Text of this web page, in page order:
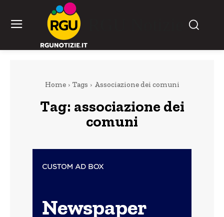
Home Tags Associazione dei comuni
Tag: associazione dei
comuni